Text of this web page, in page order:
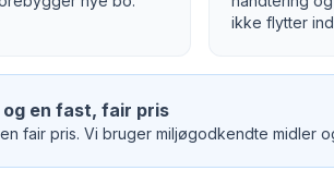
ikke flytter
en fast, fair pris
fair pris. Vi bruger miljøgodkendte midler